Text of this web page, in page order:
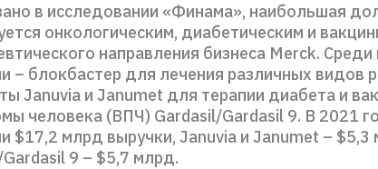
в исследовании «Финама», наибольшая
онкологическим, диабетическим и
направления бизнеса Merck.
– блокбастер для лечения различных видов
Januvia и Janumet для терапии диабета и
человека (ВПЧ) Gardasil/Gardasil 9. В 2021
$17,2 млрд выручки, Januvia и Janumet – $5,3
9 – $5,7 млрд.